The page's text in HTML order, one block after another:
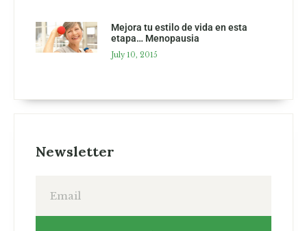
Mejora tu estilo de vida en esta
etapa… Menopausia
July 10, 2015
Newsletter